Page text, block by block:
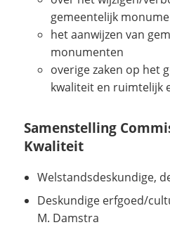
gemeentelijk
het aanwijzen van
monumenten
overige zaken op het
kwaliteit en ruimtelijk
Samenstelling
Kwaliteit
Welstandsdeskundige,
Deskundige erfgoed/
M. Damstra